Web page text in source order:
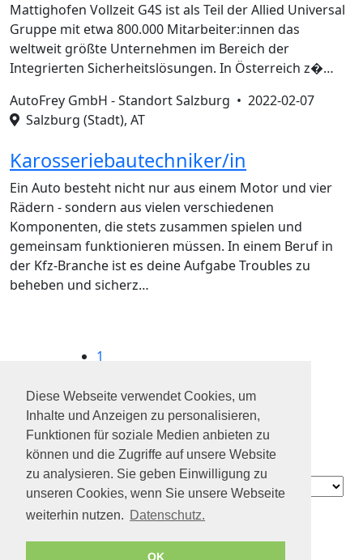
Diese Webseite verwendet Cookies, um
Inhalte und Anzeigen zu personalisieren,
Funktionen für soziale Medien anbieten zu
können und die Zugriffe auf unsere Website
zu analysieren. Sie geben Einwilligung zu
unseren Cookies, wenn Sie unsere Webseite
weiterhin nutzen. Datenschutz.
OK
Mattighofen Vollzeit G4S ist als Teil der Allied Universal
Gruppe mit etwa 800.000 Mitarbeiter:innen das
weltweit größte Unternehmen im Bereich der
Integrierten Sicherheitslösungen. In Österreich z�…
AutoFrey GmbH - Standort Salzburg • 2022-02-07
Salzburg (Stadt), AT
Karosseriebautechniker/in
Ein Auto besteht nicht nur aus einem Motor und vier
Rädern - sondern aus vielen verschiedenen
Komponenten, die stets zusammen spielen und
gemeinsam funktionieren müssen. In einem Beruf in
der Kfz-Branche ist es deine Aufgabe Troubles zu
beheben und sicherz…
1
3
4
...
96
Contact
Datenschutz